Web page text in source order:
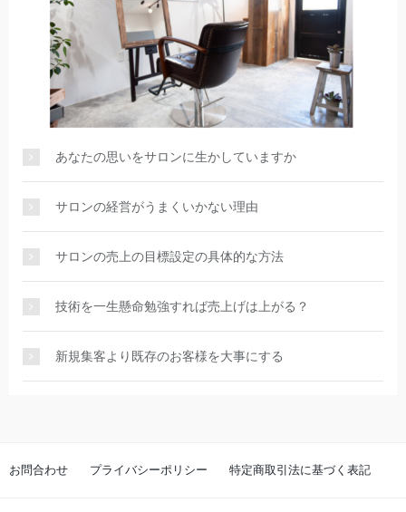
あなたの思いをサロンに生かしていますか
サロンの経営がうまくいかない理由
サロンの売上の目標設定の具体的な方法
技術を一生懸命勉強すれば売上げは上がる？
新規集客より既存のお客様を大事にする
お問合わせ プライバシーポリシー 特定商取引法に基づく表記